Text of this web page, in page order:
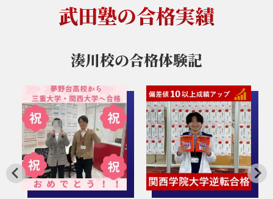
武田塾の合格実績
湊川校の合格体験記